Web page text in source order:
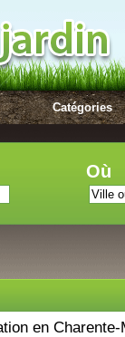
Catégories
Où
en Charente-